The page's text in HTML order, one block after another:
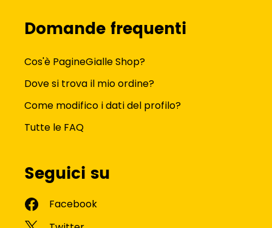
Domande frequenti
Cos'è PagineGialle Shop?
Dove si trova il mio ordine?
Come modifico i dati del profilo?
Tutte le FAQ
Seguici su